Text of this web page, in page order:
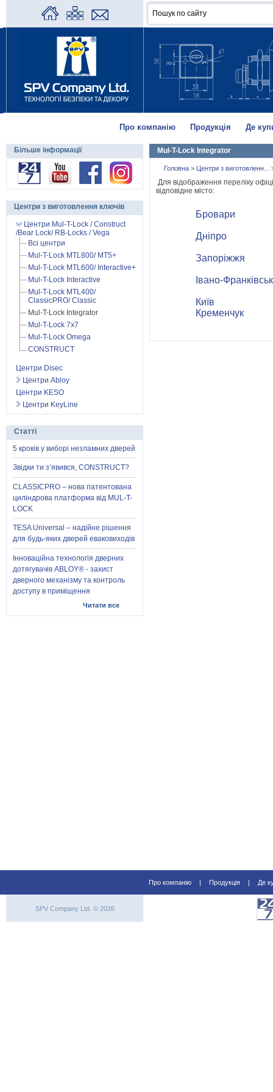
Про компанію Продукція Де
Mul-T-Lock Integrator
Головна > Центри з виготовленн...
Для відображення переліку
відповідне місто:
Бровари
Дніпро
Запоріжжя
Івано-Франківськ
Київ
Кременчук
Більше інформації
Центри з виготовлення ключів
Центри Mul-T-Lock / Construct
/Bear Lock/ RB-Locks / Vega
Всі центри
Mul-T-Lock MTL800/ MT5+
Mul-T-Lock MTL600/ Interactive+
Mul-T-Lock Interactive
Mul-T-Lock MTL400/
ClassicPRO/ Classic
Mul-T-Lock Integrator
Mul-T-Lock 7x7
Mul-T-Lock Omega
CONSTRUCT
Центри Disec
Центри Abloy
Центри KESO
Центри KeyLine
Статті
5 кроків у виборі незламних дверей
Звідки ти з’явився, CONSTRUCT?
CLASSICPRO – нова патентована
циліндрова платформа від MUL-T-
LOCK
TESA Universal – надійне рішення
для будь-яких дверей еваковиходів
Інноваційна технологія дверних
дотягувачів ABLOY® - захист
дверного механізму та контроль
доступу в приміщення
Читати все
Про компанію | Продукція | Де
SPV Company Ltd. © 2026